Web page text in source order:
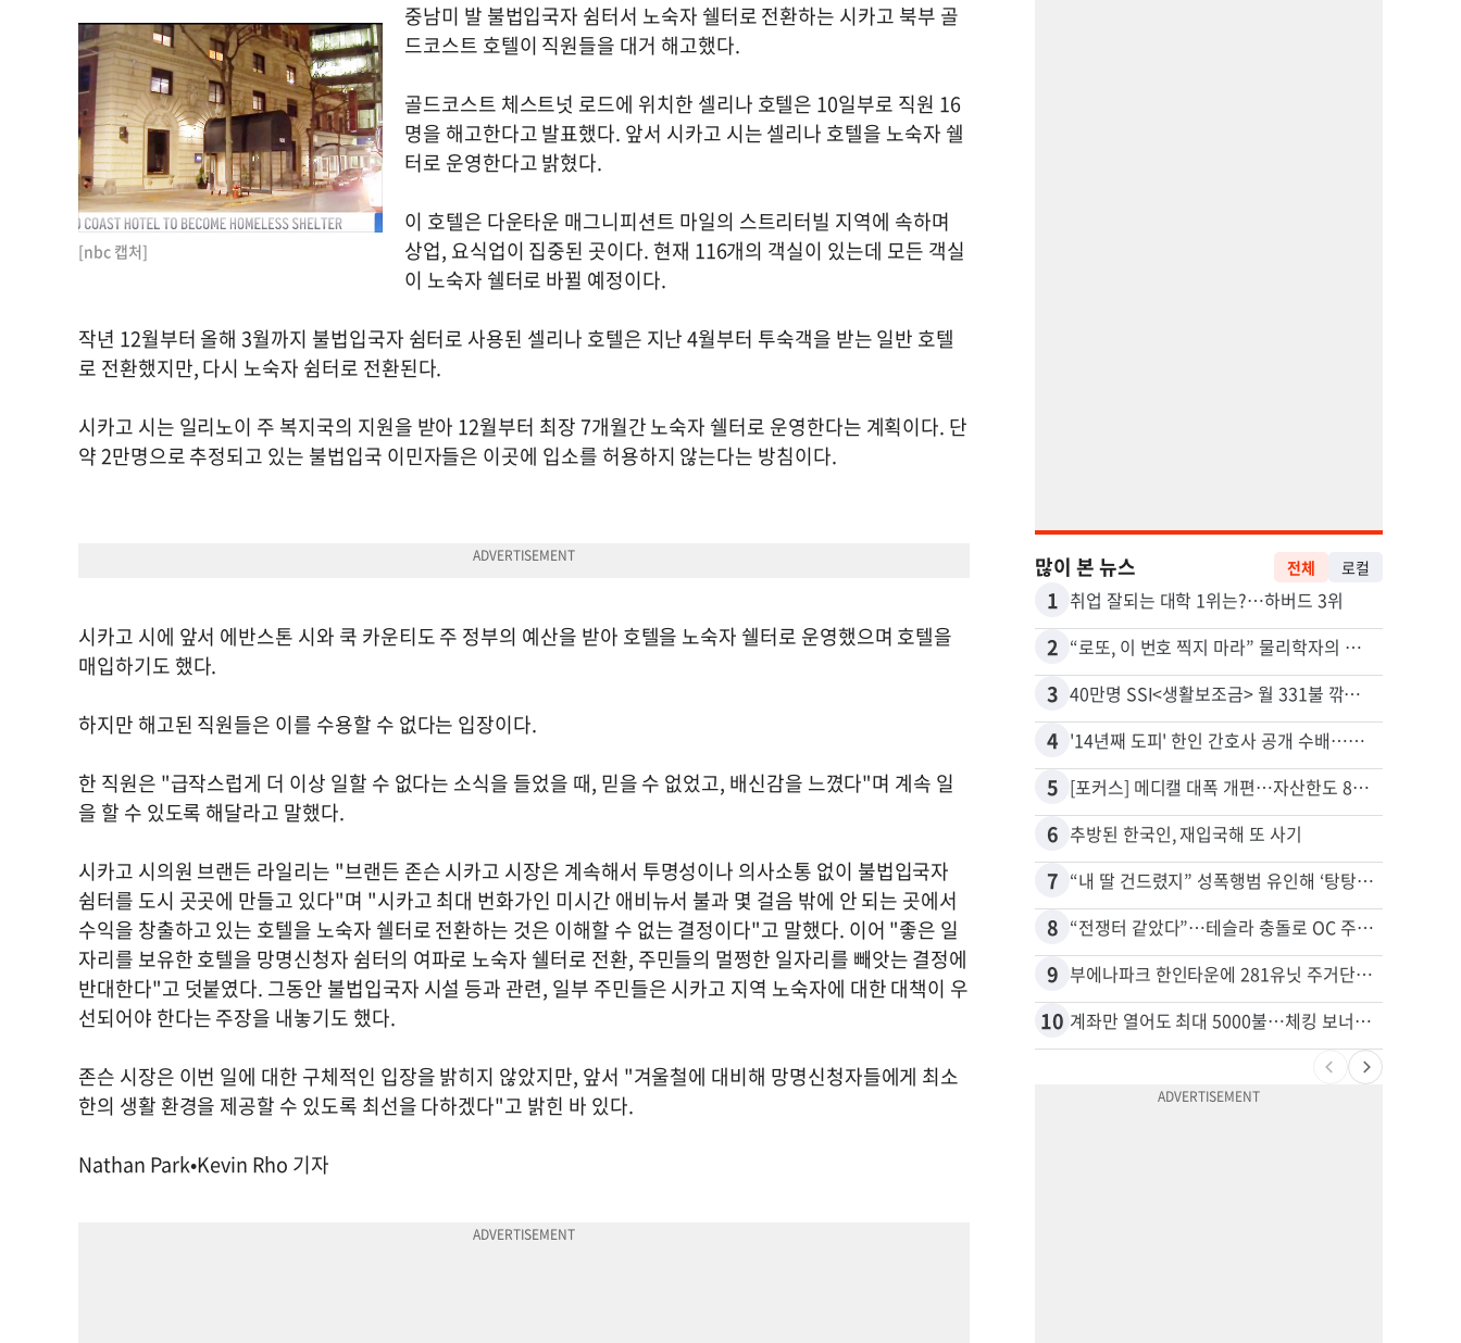
[nbc 캡처]
중남미 발 불법입국자 쉼터서 노숙자 쉘터로 전환하는 시카고 북부 골
드코스트 호텔이 직원들을 대거 해고했다.
골드코스트 체스트넛 로드에 위치한 셀리나 호텔은 10일부로 직원 16
명을 해고한다고 발표했다. 앞서 시카고 시는 셀리나 호텔을 노숙자 쉘
터로 운영한다고 밝혔다.
이 호텔은 다운타운 매그니피션트 마일의 스트리터빌 지역에 속하며
상업, 요식업이 집중된 곳이다. 현재 116개의 객실이 있는데 모든 객실
이 노숙자 쉘터로 바뀔 예정이다.
작년 12월부터 올해 3월까지 불법입국자 쉼터로 사용된 셀리나 호텔은 지난 4월부터 투숙객을 받는 일반 호텔
로 전환했지만, 다시 노숙자 쉼터로 전환된다.
시카고 시는 일리노이 주 복지국의 지원을 받아 12월부터 최장 7개월간 노숙자 쉘터로 운영한다는 계획이다. 단
약 2만명으로 추정되고 있는 불법입국 이민자들은 이곳에 입소를 허용하지 않는다는 방침이다.
시카고 시에 앞서 에반스톤 시와 쿡 카운티도 주 정부의 예산을 받아 호텔을 노숙자 쉘터로 운영했으며 호텔을
매입하기도 했다.
하지만 해고된 직원들은 이를 수용할 수 없다는 입장이다.
한 직원은 "급작스럽게 더 이상 일할 수 없다는 소식을 들었을 때, 믿을 수 없었고, 배신감을 느꼈다"며 계속 일
을 할 수 있도록 해달라고 말했다.
시카고 시의원 브랜든 라일리는 "브랜든 존슨 시카고 시장은 계속해서 투명성이나 의사소통 없이 불법입국자
쉼터를 도시 곳곳에 만들고 있다"며 "시카고 최대 번화가인 미시간 애비뉴서 불과 몇 걸음 밖에 안 되는 곳에서
수익을 창출하고 있는 호텔을 노숙자 쉘터로 전환하는 것은 이해할 수 없는 결정이다"고 말했다. 이어 "좋은 일
자리를 보유한 호텔을 망명신청자 쉼터의 여파로 노숙자 쉘터로 전환, 주민들의 멀쩡한 일자리를 빼앗는 결정에
반대한다"고 덧붙였다. 그동안 불법입국자 시설 등과 관련, 일부 주민들은 시카고 지역 노숙자에 대한 대책이 우
선되어야 한다는 주장을 내놓기도 했다.
존슨 시장은 이번 일에 대한 구체적인 입장을 밝히지 않았지만, 앞서 "겨울철에 대비해 망명신청자들에게 최소
한의 생활 환경을 제공할 수 있도록 최선을 다하겠다"고 밝힌 바 있다.
Nathan Park•Kevin Rho 기자
많이 본 뉴스 전체 로컬
1 취업 잘되는 대학 1위는?…하버드 3위
2 “로또, 이 번호 찍지 마라” 물리학자의 당첨금 높이는 비밀
3 40만명 SSI<생활보조금> 월 331불 깎이나
4 '14년째 도피' 한인 간호사 공개 수배…메디케어 사기 유죄
5 [포커스] 메디캘 대폭 개편…자산한도 84% 축소
6 추방된 한국인, 재입국해 또 사기
7 “내 딸 건드렸지” 성폭행범 유인해 ‘탕탕’…아빠의 복수 결말
8 “전쟁터 같았다”…테슬라 충돌로 OC 주택 4채 파손
9 부에나파크 한인타운에 281유닛 주거단지 들어선다
10 계좌만 열어도 최대 5000불…체킹 보너스 무한 경쟁